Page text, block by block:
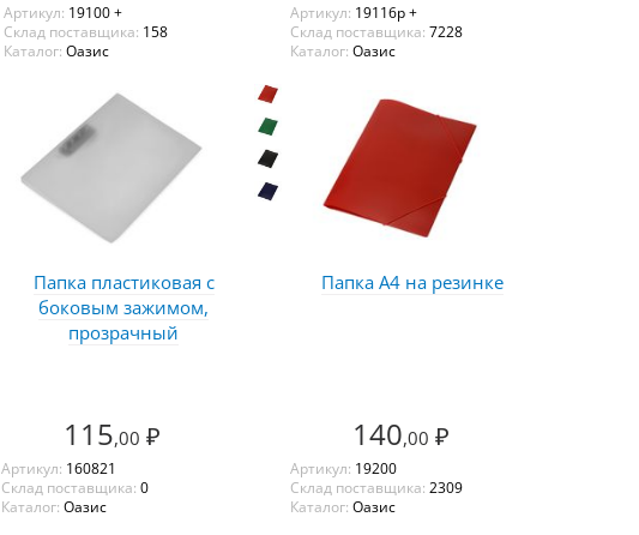
Артикул: 19100 +
Склад поставщика: 158
Каталог: Оазис
Артикул: 19116p +
Склад поставщика: 7228
Каталог: Оазис
Папка пластиковая с
боковым зажимом,
прозрачный
115,00 ₽
Артикул: 160821
Склад поставщика: 0
Каталог: Оазис
Папка А4 на резинке
140,00 ₽
Артикул: 19200
Склад поставщика: 2309
Каталог: Оазис